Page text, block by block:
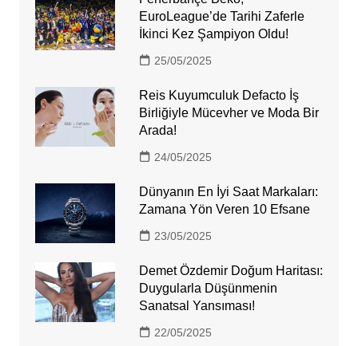
EuroLeague’de Tarihi Zaferle
İkinci Kez Şampiyon Oldu!
25/05/2025
Reis Kuyumculuk Defacto İş
Birliğiyle Mücevher ve Moda Bir
Arada!
24/05/2025
Dünyanın En İyi Saat Markaları:
Zamana Yön Veren 10 Efsane
23/05/2025
Demet Özdemir Doğum Haritası:
Duygularla Düşünmenin
Sanatsal Yansıması!
22/05/2025